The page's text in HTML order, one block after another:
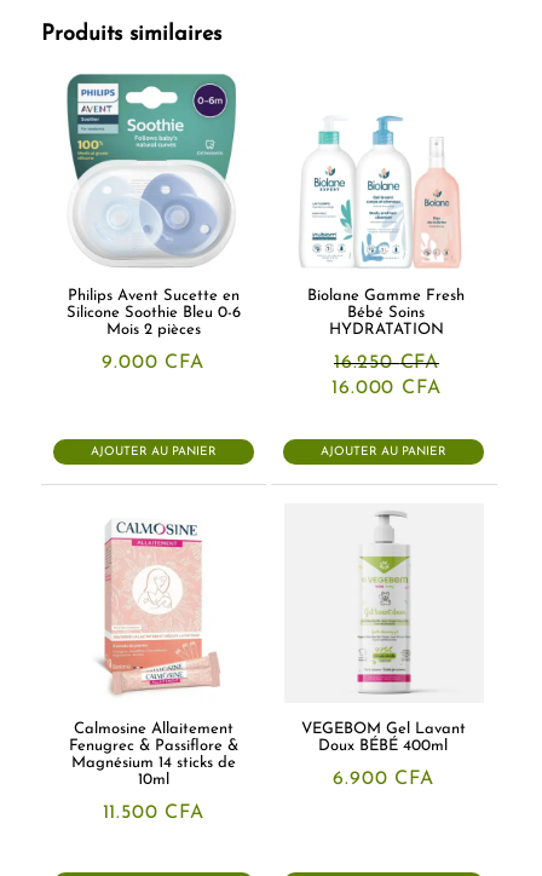
Produits similaires
Philips Avent Sucette en
Silicone Soothie Bleu 0-6
Mois 2 pièces
9.000 CFA
AJOUTER AU PANIER
Biolane Gamme Fresh
Bébé Soins
HYDRATATION
16.250CFA
Le
était :
16.250 CFA.
16.000 CFA
est :
16.000
AJOUTER AU PANIER
Calmosine Allaitement
Fenugrec & Passiflore &
Magnésium 14 sticks de
10ml
11.500 CFA
VEGEBOM Gel Lavant
Doux BÉBÉ 400ml
6.900 CFA